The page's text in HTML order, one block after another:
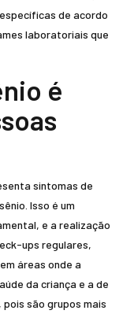
de acordo
laboratoriais que
é
sintomas de
Isso é um
e a realização
ups regulares,
áreas onde a
da criança e a de
são grupos mais